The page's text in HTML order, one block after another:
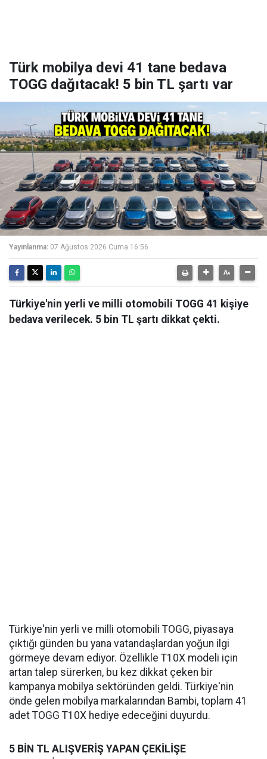
Türk mobilya devi 41 tane bedava
TOGG dağıtacak! 5 bin TL şartı var
Yayınlanma: 07 Ağustos 2026 Cuma 16:56
Türkiye'nin yerli ve milli otomobili TOGG 41 kişiye
bedava verilecek. 5 bin TL şartı dikkat çekti.
Türkiye'nin yerli ve milli otomobili TOGG, piyasaya
çıktığı günden bu yana vatandaşlardan yoğun ilgi
görmeye devam ediyor. Özellikle T10X modeli için
artan talep sürerken, bu kez dikkat çeken bir
kampanya mobilya sektöründen geldi. Türkiye'nin
önde gelen mobilya markalarından Bambi, toplam 41
adet TOGG T10X hediye edeceğini duyurdu.
5 BİN TL ALIŞVERİŞ YAPAN ÇEKİLİŞE